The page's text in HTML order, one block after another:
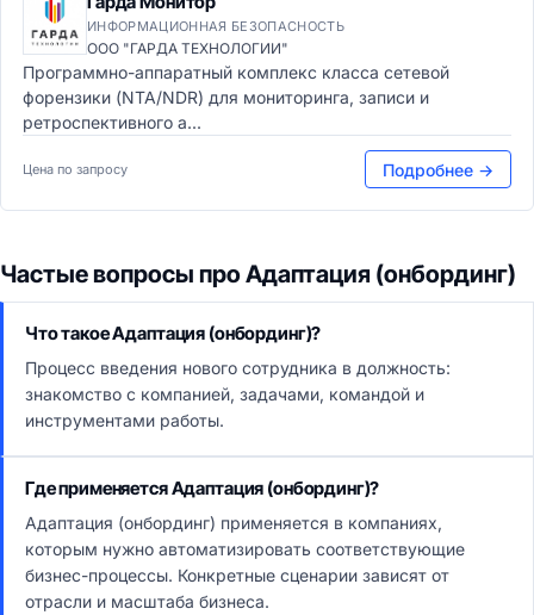
ИНФОРМАЦИОННАЯ БЕЗОПАСНОСТЬ
ООО "ГАРДА ТЕХНОЛОГИИ"
Программно-аппаратный комплекс класса сетевой
форензики (NTA/NDR) для мониторинга, записи и
ретроспективного а...
Цена по запросу Подробнее →
Частые вопросы про Адаптация (онбординг)
Что такое Адаптация (онбординг)?
Процесс введения нового сотрудника в должность:
знакомство с компанией, задачами, командой и
инструментами работы.
Где применяется Адаптация (онбординг)?
Адаптация (онбординг) применяется в компаниях,
которым нужно автоматизировать соответствующие
бизнес-процессы. Конкретные сценарии зависят от
отрасли и масштаба бизнеса.